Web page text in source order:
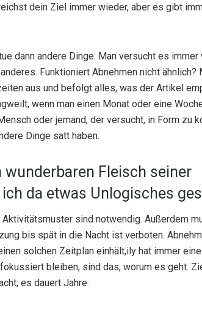
dein Ziel immer wieder, aber es gibt
dann andere Dinge. Man versucht es immer
Funktioniert Abnehmen nicht ähnlich?
aus und befolgt alles, was der Artikel
wenn man einen Monat oder eine
oder jemand, der versucht, in Form zu
Dinge satt haben.
Fleisch seiner
da etwas Unlogisches
sind notwendig. Außerdem
bis spät in die Nacht ist verboten.
solchen Zeitplan einhält,ily hat immer
bleiben, sind das, worum es geht.
es dauert Jahre.